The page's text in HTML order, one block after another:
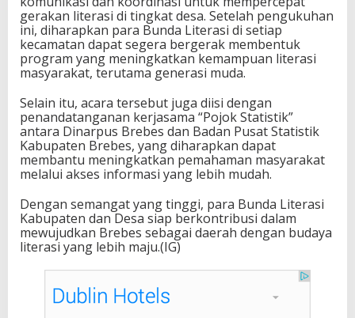
gerakan literasi di tingkat desa. Setelah pengukuhan
ini, diharapkan para Bunda Literasi di setiap
kecamatan dapat segera bergerak membentuk
program yang meningkatkan kemampuan literasi
masyarakat, terutama generasi muda.
Selain itu, acara tersebut juga diisi dengan
penandatanganan kerjasama “Pojok Statistik”
antara Dinarpus Brebes dan Badan Pusat Statistik
Kabupaten Brebes, yang diharapkan dapat
membantu meningkatkan pemahaman masyarakat
melalui akses informasi yang lebih mudah.
Dengan semangat yang tinggi, para Bunda Literasi
Kabupaten dan Desa siap berkontribusi dalam
mewujudkan Brebes sebagai daerah dengan budaya
literasi yang lebih maju.(IG)